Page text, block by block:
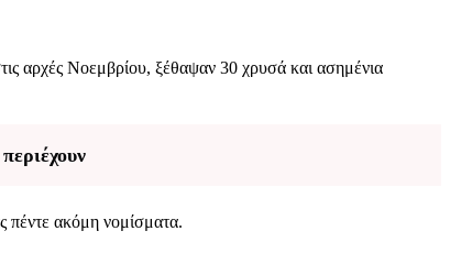
αρχές Νοεμβρίου, ξέθαψαν 30 χρυσά και ασημένια
πέντε ακόμη νομίσματα.